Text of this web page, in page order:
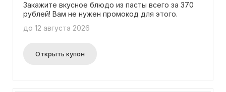
Закажите вкусное блюдо из пасты всего за 370
рублей! Вам не нужен промокод для этого.
до 12 августа 2026
Открыть купон